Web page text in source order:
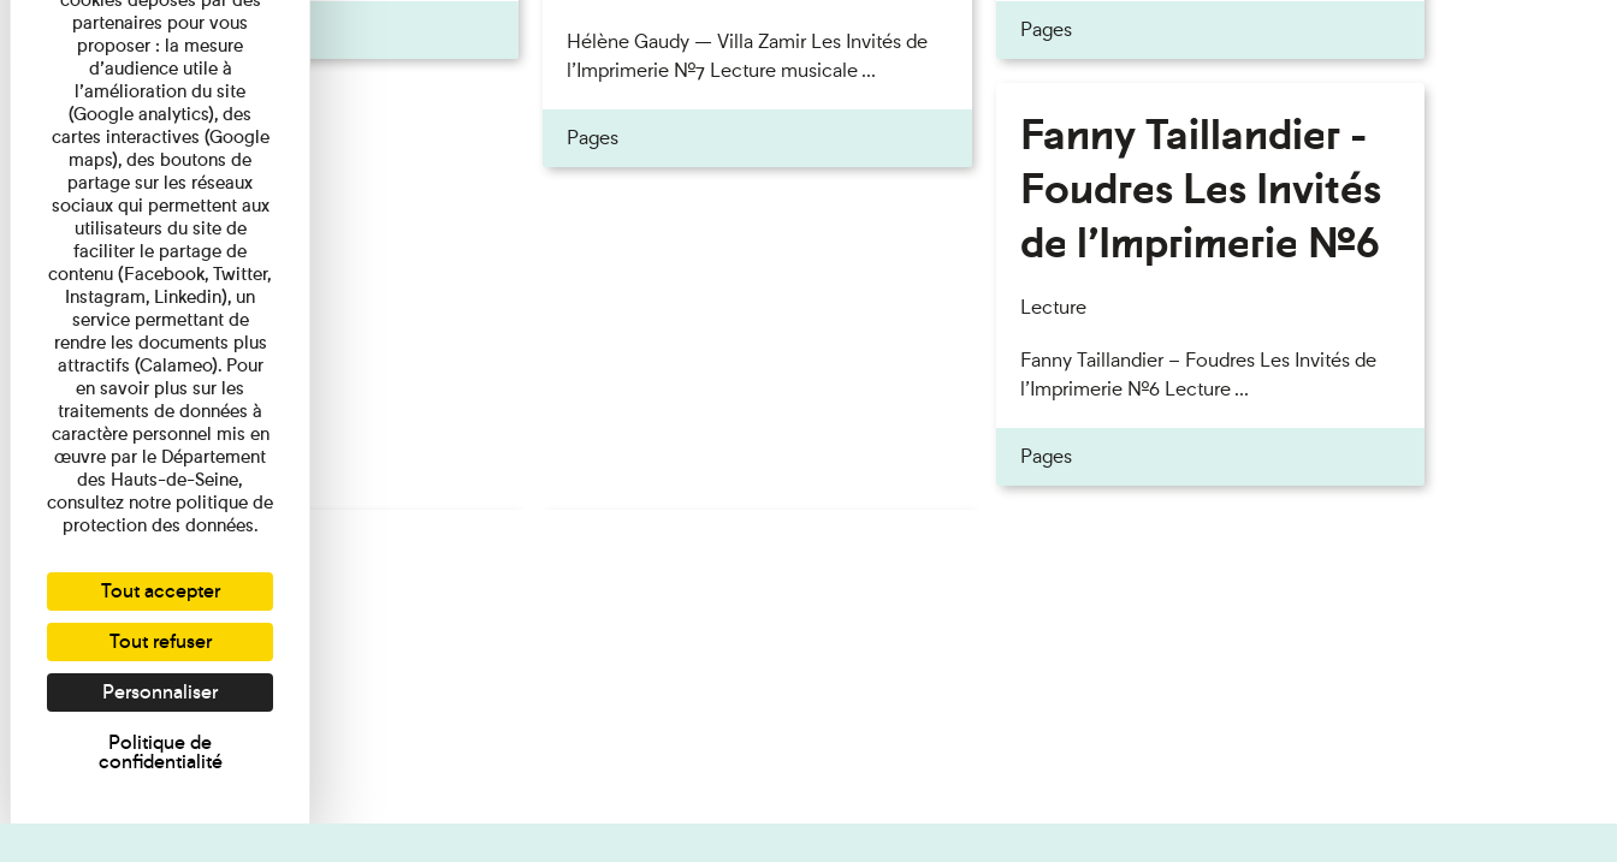
Pages
Hélène Gaudy — Villa Zamir Les Invités de
l’Imprimerie n°7 Lecture musicale ...
Pages
Pages
Fanny Taillandier -
Foudres Les Invités
de l’Imprimerie n°6
Lecture
Fanny Taillandier – Foudres Les Invités de
l’Imprimerie n°6 Lecture ...
Pages
partenaires pour vous
proposer : la mesure
d’audience utile à
l’amélioration du site
(Google analytics), des
cartes interactives (Google
maps), des boutons de
partage sur les réseaux
sociaux qui permettent aux
utilisateurs du site de
faciliter le partage de
contenu (Facebook, Twitter,
Instagram, Linkedin), un
service permettant de
rendre les documents plus
attractifs (Calameo). Pour
en savoir plus sur les
traitements de données à
caractère personnel mis en
œuvre par le Département
des Hauts-de-Seine,
consultez notre politique de
protection des données.
Tout accepter
Tout refuser
Personnaliser
Politique de
confidentialité